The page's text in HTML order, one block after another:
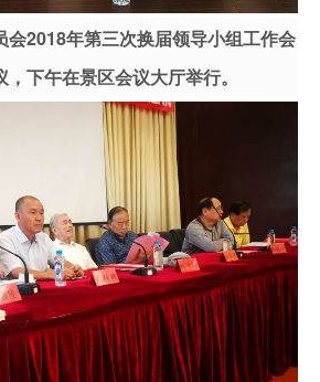
2018年第三次换届领导小组工作会
下午在景区会议大厅举行。